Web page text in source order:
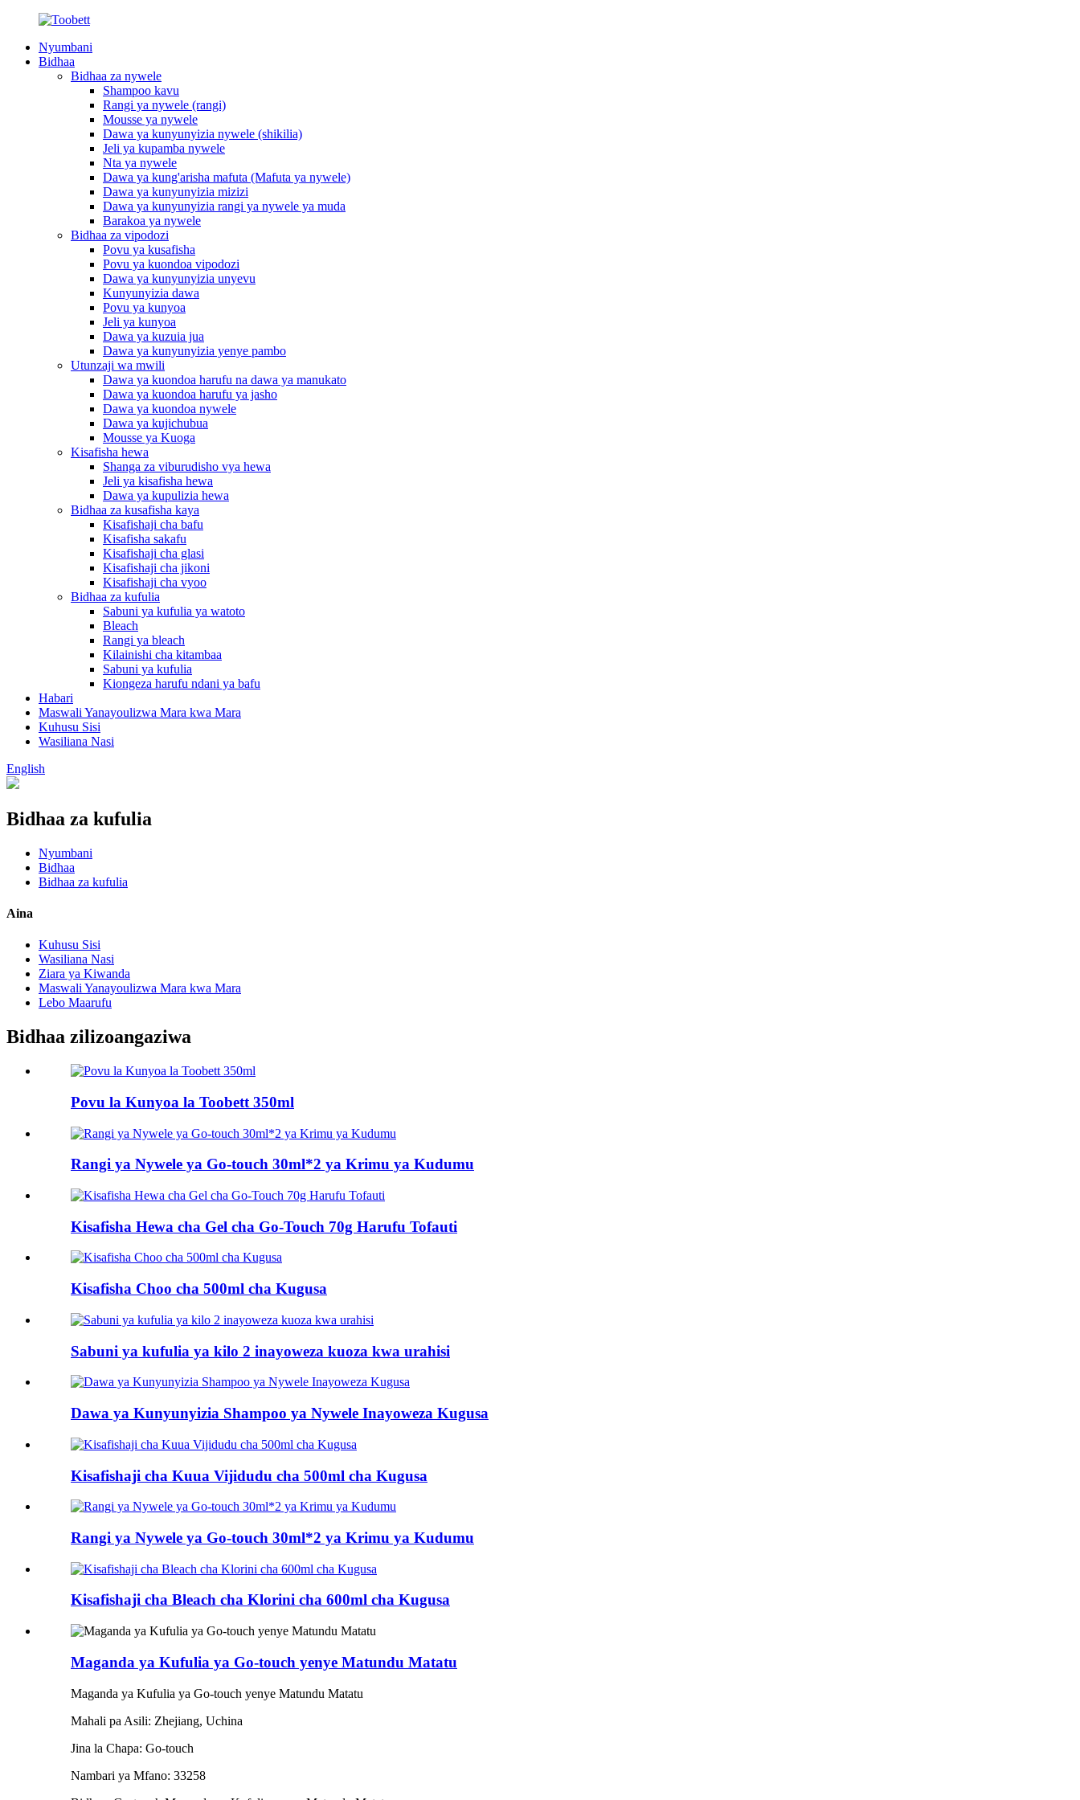
Nyumbani
Bidhaa
Bidhaa za nywele
Shampoo kavu
Rangi ya nywele (rangi)
Mousse ya nywele
Dawa ya kunyunyizia nywele (shikilia)
Jeli ya kupamba nywele
Nta ya nywele
Dawa ya kung'arisha mafuta (Mafuta ya nywele)
Dawa ya kunyunyizia mizizi
Dawa ya kunyunyizia rangi ya nywele ya muda
Barakoa ya nywele
Bidhaa za vipodozi
Povu ya kusafisha
Povu ya kuondoa vipodozi
Dawa ya kunyunyizia unyevu
Kunyunyizia dawa
Povu ya kunyoa
Jeli ya kunyoa
Dawa ya kuzuia jua
Dawa ya kunyunyizia yenye pambo
Utunzaji wa mwili
Dawa ya kuondoa harufu na dawa ya manukato
Dawa ya kuondoa harufu ya jasho
Dawa ya kuondoa nywele
Dawa ya kujichubua
Mousse ya Kuoga
Kisafisha hewa
Shanga za viburudisho vya hewa
Jeli ya kisafisha hewa
Dawa ya kupulizia hewa
Bidhaa za kusafisha kaya
Kisafishaji cha bafu
Kisafisha sakafu
Kisafishaji cha glasi
Kisafishaji cha jikoni
Kisafishaji cha vyoo
Bidhaa za kufulia
Sabuni ya kufulia ya watoto
Bleach
Rangi ya bleach
Kilainishi cha kitambaa
Sabuni ya kufulia
Kiongeza harufu ndani ya bafu
Habari
Maswali Yanayoulizwa Mara kwa Mara
Kuhusu Sisi
Wasiliana Nasi
English
Bidhaa za kufulia
Nyumbani
Bidhaa
Bidhaa za kufulia
Aina
Kuhusu Sisi
Wasiliana Nasi
Ziara ya Kiwanda
Maswali Yanayoulizwa Mara kwa Mara
Lebo Maarufu
Bidhaa zilizoangaziwa
Povu la Kunyoa la Toobett 350ml
Rangi ya Nywele ya Go-touch 30ml*2 ya Krimu ya Kudumu
Kisafisha Hewa cha Gel cha Go-Touch 70g Harufu Tofauti
Kisafisha Choo cha 500ml cha Kugusa
Sabuni ya kufulia ya kilo 2 inayoweza kuoza kwa urahisi
Dawa ya Kunyunyizia Shampoo ya Nywele Inayoweza Kugusa
Kisafishaji cha Kuua Vijidudu cha 500ml cha Kugusa
Rangi ya Nywele ya Go-touch 30ml*2 ya Krimu ya Kudumu
Kisafishaji cha Bleach cha Klorini cha 600ml cha Kugusa
Maganda ya Kufulia ya Go-touch yenye Matundu Matatu
Maganda ya Kufulia ya Go-touch yenye Matundu Matatu
Mahali pa Asili: Zhejiang, Uchina
Jina la Chapa: Go-touch
Nambari ya Mfano: 33258